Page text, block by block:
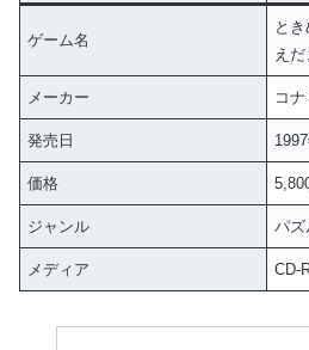
ゲーム名
と
えだ
メーカー コナ
発売日
価格
ジャンル パズ
メディア CD-